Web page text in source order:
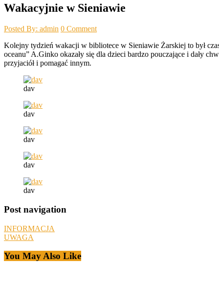
Wakacyjnie w Sieniawie
Posted By: admin 0 Comment
Kolejny tydzień wakacji w bibliotece w Sieniawie Żarskiej to był
oceanu” A.Ginko okazały się dla dzieci bardzo pouczające i dały
przyjaciół i pomagać innym.
dav
dav
dav
dav
dav
Post navigation
INFORMACJA
UWAGA
You May Also Like